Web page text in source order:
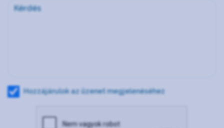
Hozzájárulok az üzenet megjelenéséhez